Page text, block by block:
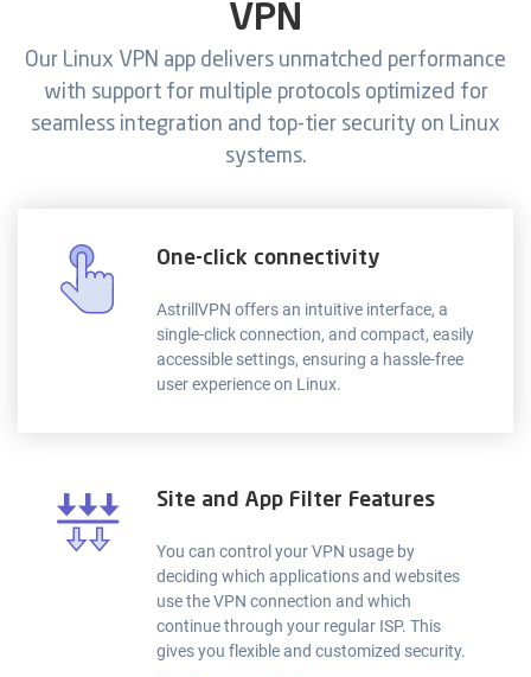
VPN
Our Linux VPN app delivers unmatched performance
with support for multiple protocols optimized for
seamless integration and top-tier security on Linux
systems.
One-click connectivity
AstrillVPN offers an intuitive interface, a
single-click connection, and compact, easily
accessible settings, ensuring a hassle-free
user experience on Linux.
Site and App Filter Features
You can control your VPN usage by
deciding which applications and websites
use the VPN connection and which
continue through your regular ISP. This
gives you flexible and customized security.